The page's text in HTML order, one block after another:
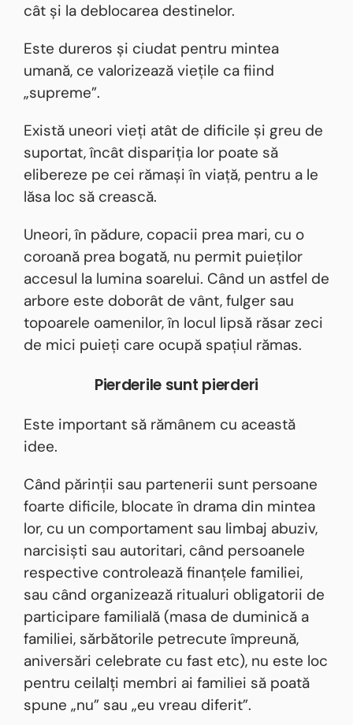
cât și la deblocarea destinelor.
Este dureros și ciudat pentru mintea
umană, ce valorizează viețile ca fiind
„supreme”.
Există uneori vieți atât de dificile și greu de
suportat, încât dispariția lor poate să
elibereze pe cei rămași în viață, pentru a le
lăsa loc să crească.
Uneori, în pădure, copacii prea mari, cu o
coroană prea bogată, nu permit puieților
accesul la lumina soarelui. Când un astfel de
arbore este doborât de vânt, fulger sau
topoarele oamenilor, în locul lipsă răsar zeci
de mici puieți care ocupă spațiul rămas.
Pierderile sunt pierderi
Este important să rămânem cu această
idee.
Când părinții sau partenerii sunt persoane
foarte dificile, blocate în drama din mintea
lor, cu un comportament sau limbaj abuziv,
narcisiști sau autoritari, când persoanele
respective controlează finanțele familiei,
sau când organizează ritualuri obligatorii de
participare familială (masa de duminică a
familiei, sărbătorile petrecute împreună,
aniversări celebrate cu fast etc), nu este loc
pentru ceilalți membri ai familiei să poată
spune „nu” sau „eu vreau diferit”.